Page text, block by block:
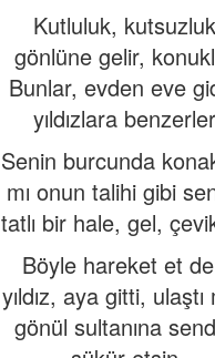
Kutluluk,
gönlüne gelir,
Bunlar, evden eve
yıldızlara
Senin burcunda
mı onun talihi gibi
tatlı bir hale, gel,
Böyle hareket et
yıldız, aya gitti, ulaştı
gönül sultanına